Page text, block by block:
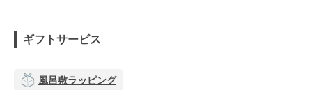
ギフトサービス
風呂敷ラッピング